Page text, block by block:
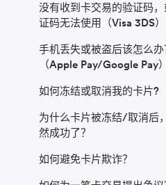
没有收到卡交易的验证码
证码无法使用（Visa 3DS）
手机丢失或被盗后该怎么办
（Apple Pay/Google Pay）
如何冻结或取消我的卡片?
为什么卡片被冻结/取消后
然成功了？
如何避免卡片欺诈？